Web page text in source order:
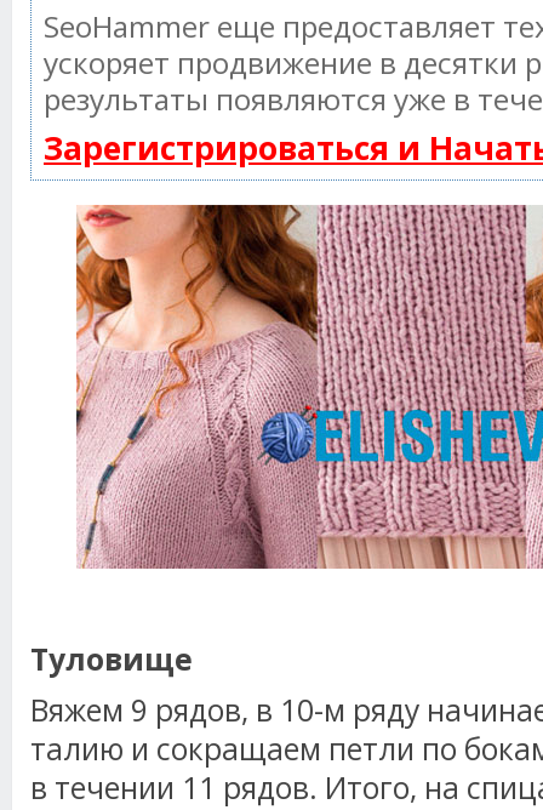
SeoHammer еще предоставляет
ускоряет продвижение в десятки
результаты появляются уже в
Зарегистрироваться и
Туловище
Вяжем 9 рядов, в 10-м ряду
талию и сокращаем петли по
в течении 11 рядов. Итого, на